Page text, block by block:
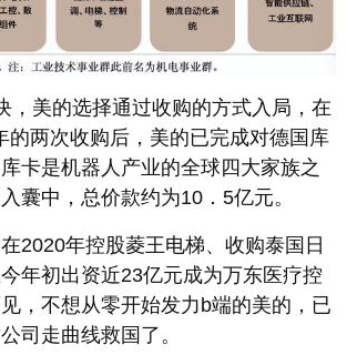
，美的选择通过收购的方式入局，在
的两次收购后，美的已完成对德国库
卡是机器人产业的全球四大家族之
囊中，总价款约为10．5亿元。
2020年控股菱王电梯、收购泰国日
年初出资近23亿元成为万东医疗控
，不想从零开始发力b端的美的，已
司走曲线救国了。